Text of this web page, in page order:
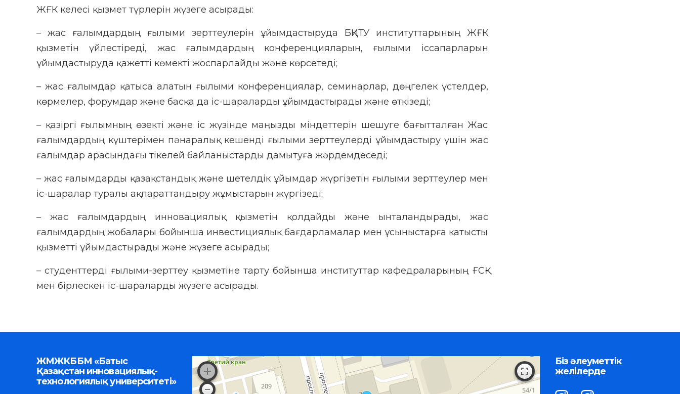
ЖҒК келесі қызмет түрлерін жүзеге асырады:
– жас ғалымдардың ғылыми зерттеулерін ұйымдастыруда БҚИТУ институттарының ЖҒК
қызметін үйлестіреді, жас ғалымдардың конференцияларын, ғылыми іссапарларын
ұйымдастыруда қажетті көмекті жоспарлайды және көрсетеді;
– жас ғалымдар қатыса алатын ғылыми конференциялар, семинарлар, дөңгелек үстелдер,
көрмелер, форумдар және басқа да іс-шараларды ұйымдастырады және өткізеді;
– қазіргі ғылымның өзекті және іс жүзінде маңызды міндеттерін шешуге бағытталған Жас
ғалымдардың күштерімен пәнаралық кешенді ғылыми зерттеулерді ұйымдастыру үшін жас
ғалымдар арасындағы тікелей байланыстарды дамытуға жәрдемдеседі;
– жас ғалымдарды қазақстандық және шетелдік ұйымдар жүргізетін ғылыми зерттеулер мен
іс-шаралар туралы ақпараттандыру жұмыстарын жүргізеді;
– жас ғалымдардың инновациялық қызметін қолдайды және ынталандырады, жас
ғалымдардың жобалары бойынша инвестициялық бағдарламалар мен ұсыныстарға қатысты
қызметті ұйымдастырады және жүзеге асырады;
– студенттерді ғылыми-зерттеу қызметіне тарту бойынша институттар кафедраларының ҒСҚ-
мен бірлескен іс-шараларды жүзеге асырады.
ЖМЖКББМ «Батыс
Қазақстан инновациялық-
технологиялық университеті»
Біз әлеуметтік
желілерде